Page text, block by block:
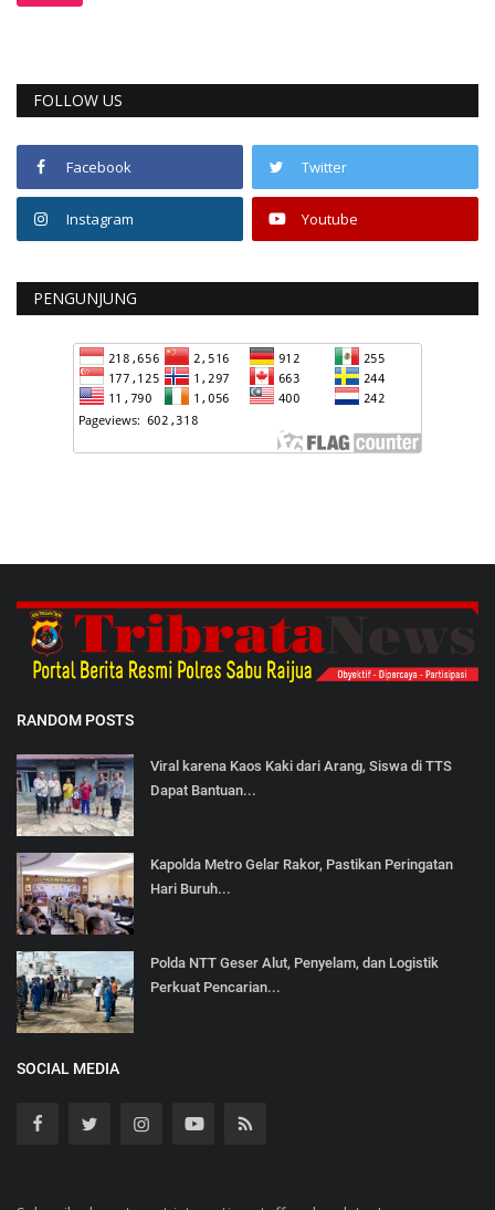
FOLLOW US
Facebook Twitter
Instagram Youtube
PENGUNJUNG
RANDOM POSTS
Viral karena Kaos Kaki dari Arang, Siswa di TTS
Dapat Bantuan...
Kapolda Metro Gelar Rakor, Pastikan Peringatan
Hari Buruh...
Polda NTT Geser Alut, Penyelam, dan Logistik
Perkuat Pencarian...
SOCIAL MEDIA